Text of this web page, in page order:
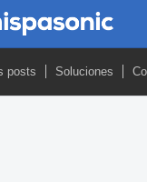
posts Soluciones